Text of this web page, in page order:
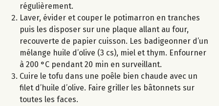
régulièrement.
Laver, évider et couper le potimarron en tranches
puis les disposer sur une plaque allant au four,
recouverte de papier cuisson. Les badigeonner d’un
mélange huile d’olive (3 cs), miel et thym. Enfourner
à 200 °C pendant 20 min en surveillant.
Cuire le tofu dans une poêle bien chaude avec un
filet d’huile d’olive. Faire griller les bâtonnets sur
toutes les faces.